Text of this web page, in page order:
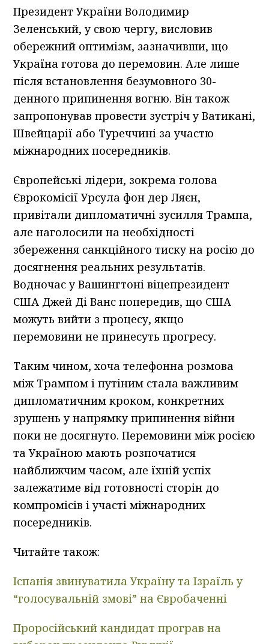
Президент України Володимир
Зеленський, у свою чергу, висловив
обережний оптимізм, зазначивши, що
Україна готова до перемовин. Але лише
після встановлення безумовного 30-
денного припинення вогню. Він також
запропонував провести зустріч у Ватикані,
Швейцарії або Туреччині за участю
міжнародних посередників.
Європейські лідери, зокрема голова
Єврокомісії Урсула фон дер Ляєн,
привітали дипломатичні зусилля Трампа,
але наголосили на необхідності
збереження санкційного тиску на росію до
досягнення реальних результатів.
Водночас у Вашингтоні віцепрезидент
США Джей Ді Ванс попередив, що США
можуть вийти з процесу, якщо
перемовини не принесуть прогресу.
Таким чином, хоча телефонна розмова
між Трампом і путіним стала важливим
дипломатичним кроком, конкретних
зрушень у напрямку припинення війни
поки не досягнуто. Перемовини між росією
та Україною мають розпочатися
найближчим часом, але їхній успіх
залежатиме від готовності сторін до
компромісів і участі міжнародних
посередників.
Читайте також:
Іспанія звинуватила Україну та Ізраїль у
“голосувальній змові” на Євробаченні
Проросійський кандидат програв на